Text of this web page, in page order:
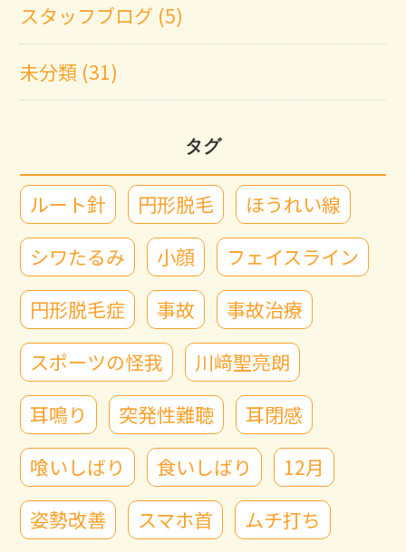
スタッフブログ (5)
未分類 (31)
タグ
ルート針 円形脱毛
ほうれい線
シワたるみ
小顔
フェイスライン
円形脱毛症
事故
事故治療
スポーツの怪我
川﨑聖亮朗
耳鳴り
突発性難聴
耳閉感
喰いしばり
食いしばり
12月
姿勢改善
スマホ首
ムチ打ち